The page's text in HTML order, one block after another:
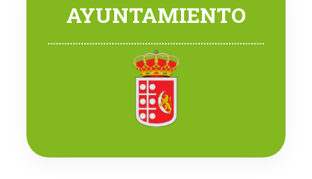
AYUNTAMIENTO